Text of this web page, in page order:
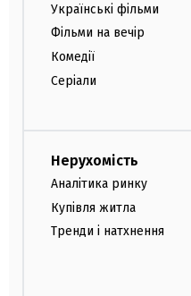
Українські фільми
Фільми на вечір
Комедії
Серіали
Нерухомість
Аналітика ринку
Купівля житла
Тренди і натхнення